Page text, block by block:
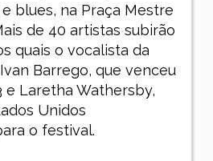
blues, na Praça Mestre
de 40 artistas subirão
quais o vocalista da
Barrego, que venceu
e Laretha Wathersby,
Unidos
o festival.